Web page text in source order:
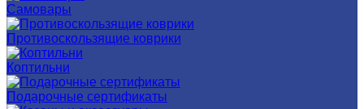
Самовары
Противоскользящие коврики
Коптильни
Подарочные сертификаты